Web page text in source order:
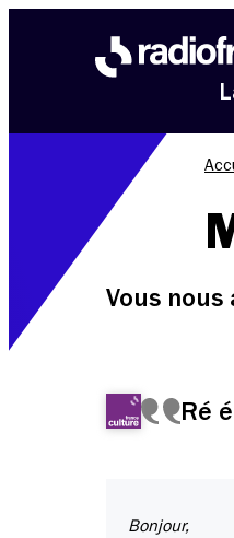
Vous
Ré
Bonjour,